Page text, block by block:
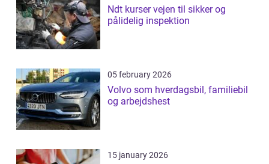
Ndt kurser vejen til sikker og
pålidelig inspektion
05 february 2026
Volvo som hverdagsbil, familiebil
og arbejdshest
15 january 2026